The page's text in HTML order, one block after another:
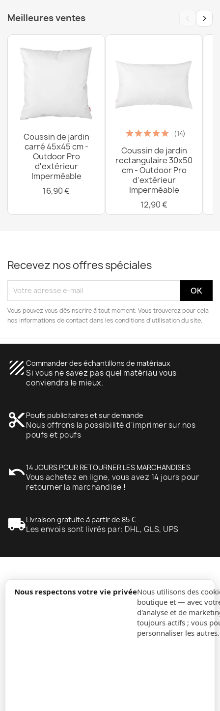
Nous respectons votre vie privéeNous utilisons des
boutique et — avec
d'analyse et de
toujours actifs ; vous
personnaliser les
Drap En Coton Sans Élastique 80x200 cm
Meilleures ventes ‹ ›
Coussin de jardin
carré 45x45 cm -
Outdoor Pro
d'extérieur
Imperméable
16,90 €
(14)
Coussin de jardin
rectangulaire 30x50
cm - Outdoor Pro
d'extérieur
Imperméable
12,90 €
Recevez nos offres spéciales
Vous pouvez vous désinscrire à tout moment. Vous trouverez pour cela
nos informations de contact dans les conditions d'utilisation du site.
texture Commander des échantillons de matériaux
Si vous ne savez pas quel matériau vous
conviendra le mieux.
content_cut Poufs publicitaires et sur demande
Nous offrons la possibilité d'imprimer sur nos
poufs et poufs
undo14 JOURS POUR RETOURNER LES MARCHANDISES
Vous achetez en ligne, vous avez 14 jours pour
retourner la marchandise !
local_shippingLivraison gratuite à partir de 85 €
Les envois sont livrés par: DHL, GLS, UPS
expand_more